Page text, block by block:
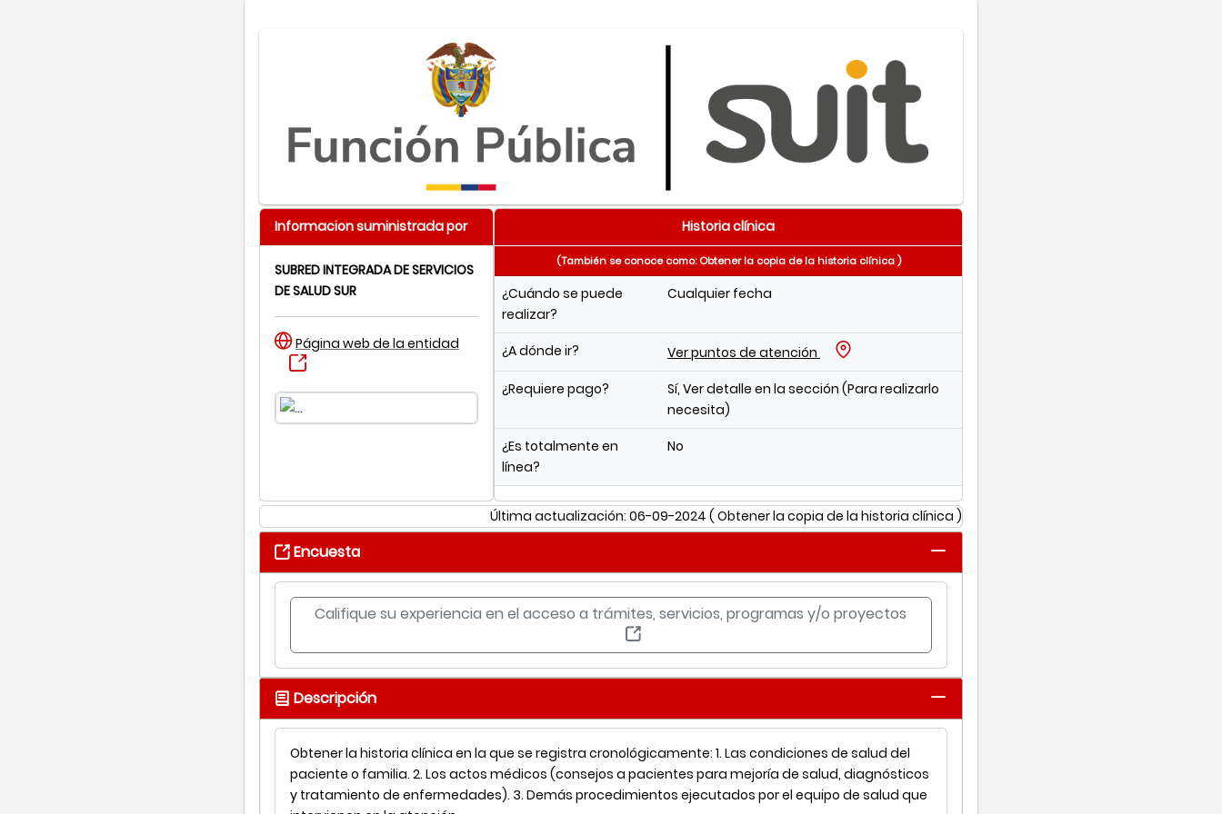
Informacion suministrada por
SUBRED INTEGRADA DE SERVICIOS
DE SALUD SUR
Página web de la entidad
Historia clínica
(También se conoce como: Obtener la copia de la historia clínica )
¿Cuándo se puede
realizar?
Cualquier fecha
¿A dónde ir?
Ver puntos de atención
¿Requiere pago?
Sí, Ver detalle en la sección (Para realizarlo
necesita)
¿Es totalmente en
línea?
No
Última actualización: 06-09-2024( Obtener la copia de la historia clínica )
Encuesta
Califique su experiencia en el acceso a trámites, servicios, programas y/o proyectos
Descripción
Obtener la historia clínica en la que se registra cronológicamente: 1. Las condiciones de salud del
paciente o familia. 2. Los actos médicos (consejos a pacientes para mejoría de salud, diagnósticos
y tratamiento de enfermedades). 3. Demás procedimientos ejecutados por el equipo de salud que